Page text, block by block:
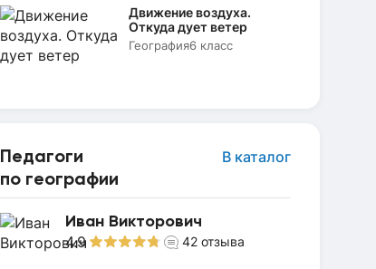
Движение воздуха.
Откуда дует ветер
География6 класс
Педагоги
по географии
В каталог
Иван Викторович
4.9 42 отзыва